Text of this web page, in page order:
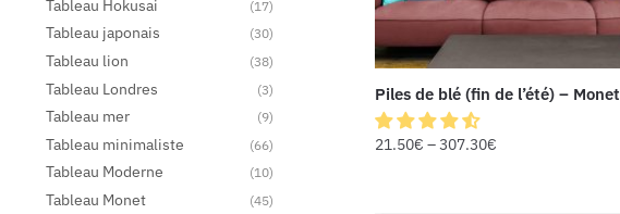
Piles de blé (fin de l’été) – Monet
21.50€ –307.30€
Tableau Hokusai (17)
Tableau japonais (30)
Tableau lion (38)
Tableau Londres (3)
Tableau mer (9)
Tableau minimaliste (66)
Tableau Moderne (10)
Tableau Monet (45)